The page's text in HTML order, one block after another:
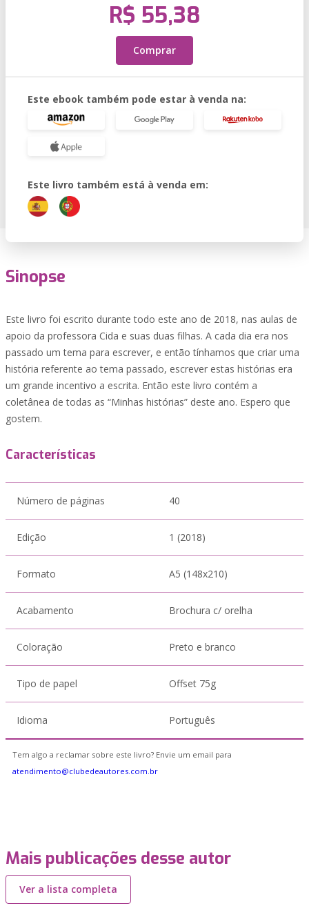
R$ 55,38
Comprar
Este ebook também pode estar à venda na:
Este livro também está à venda em:
Sinopse
Este livro foi escrito durante todo este ano de 2018, nas aulas de
apoio da professora Cida e suas duas filhas. A cada dia era nos
passado um tema para escrever, e então tínhamos que criar uma
história referente ao tema passado, escrever estas histórias era
um grande incentivo a escrita. Então este livro contém a
coletânea de todas as “Minhas histórias” deste ano. Espero que
gostem.
Características
Número de páginas 40
Edição 1 (2018)
Formato A5 (148x210)
Acabamento Brochura c/ orelha
Coloração Preto e branco
Tipo de papel Offset 75g
Idioma Português
Tem algo a reclamar sobre este livro? Envie um email para
atendimento@clubedeautores.com.br
Mais publicações desse autor
Ver a lista completa